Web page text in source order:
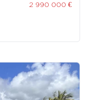
2 990 000 €